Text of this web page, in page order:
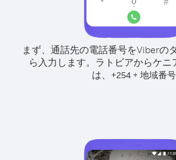
まず、通話先の電話番号をViberの
ら入力します。 ラトビアからケニ
は、
+254+ 地域番号